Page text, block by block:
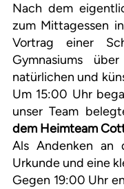
Nach dem
zum Mittagessen
Vortrag einer
Gymnasiums
natürlichen und
Um 15:00 Uhr
unser Team
dem Heimteam
Als Andenken an
Urkunde und eine
Gegen 19:00 Uhr